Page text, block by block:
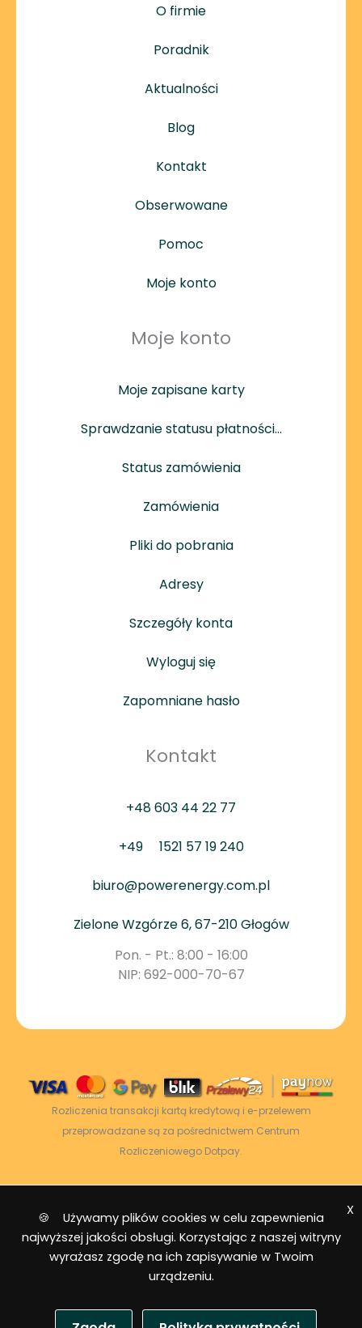
O firmie
Poradnik
Aktualności
Blog
Kontakt
Obserwowane
Pomoc
Moje konto
Moje konto
Moje zapisane karty
Sprawdzanie statusu płatności…
Status zamówienia
Zamówienia
Pliki do pobrania
Adresy
Szczegóły konta
Wyloguj się
Zapomniane hasło
Kontakt
+48 603 44 22 77
+49 1521 57 19 240
biuro@powerenergy.com.pl
Zielone Wzgórze 6, 67-210 Głogów
Pon. - Pt.: 8:00 - 16:00
NIP: 692-000-70-67
Rozliczenia transakcji kartą kredytową i e-przelewem
przeprowadzane są za pośrednictwem Centrum
Rozliczeniowego Dotpay.
2026 © Power Energy -
Wszelkie prawa
zastrzeżone
|Mapa strony
🍪 Używamy plików cookies w celu zapewnienia
najwyższej jakości obsługi. Korzystając z naszej witryny
wyrażasz zgodę na ich zapisywanie w Twoim
urządzeniu.
X